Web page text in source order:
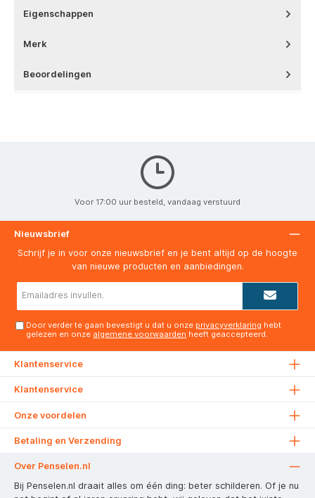
Eigenschappen
Merk
Beoordelingen
Voor 17:00 uur besteld, vandaag verstuurd
Nieuwsbrief
Schrijf je in voor onze nieuwsbrief en je bent altijd op de hoogte
van nieuwe producten en aanbiedingen.
Door verder te gaan bevestigt u dat u onze privacyverklaring hebt
gelezen en onze algemene voorwaarden heeft geaccepteerd.
Klantenservice
Klantenservice
Onze voordelen
Betaling en Verzending
Over Penselen.nl
Bij Penselen.nl draait alles om één ding: beter schilderen. Of je nu